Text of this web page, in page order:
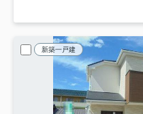
新築一戸建